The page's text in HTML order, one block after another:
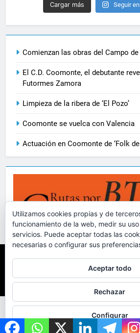
Cargar más Seguir
Comienzan las obras del Campo de
El C.D. Coomonte, el debutante
Futormes Zamora
Limpieza de la ribera de ‘El Pozo’
Coomonte se vuelca con Valencia
Actuación en Coomonte de ‘Folk de
Coomonte.net 2001-2024 D.
Ortiz / Funciona gracias a
BlazeThemes.
Utilizamos cookies propias y de
funcionamiento de la web, medir su
servicios. Puede aceptar todas las
necesarias o configurar sus
Aceptar todo
Rechazar
Configurar